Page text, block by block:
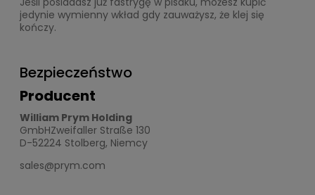
jedynie wymienny wkład gdy zauważysz, że klej się
kończy.
Bezpieczeństwo
Producent
William Prym Holding
GmbHZweifaller Straße 130
D-52224 Stolberg, Niemcy
sales@prym.com